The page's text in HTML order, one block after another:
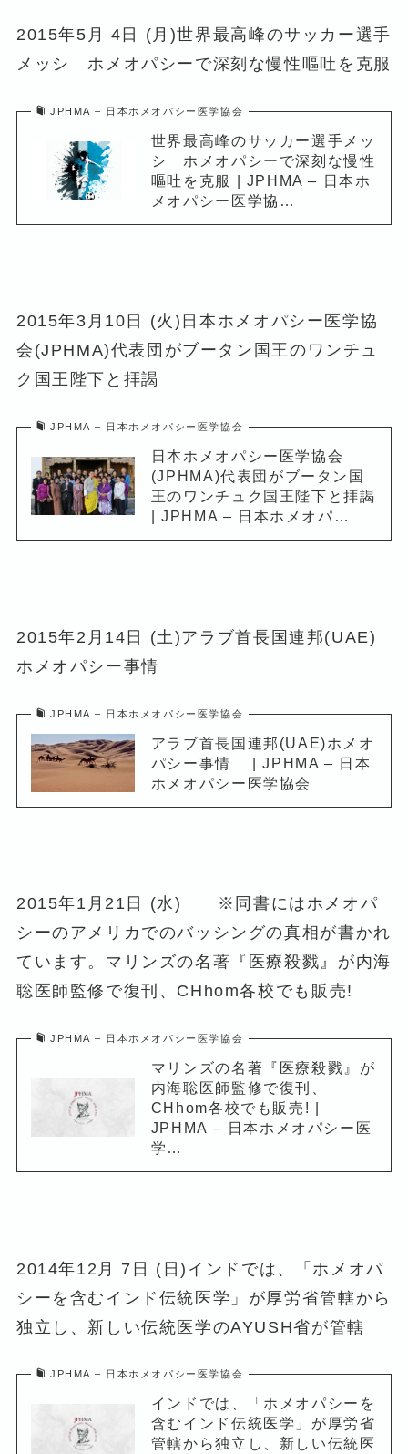
2015年5月 4日 (月)世界最高峰のサッカー選手
メッシ ホメオパシーで深刻な慢性嘔吐を克服
JPHMA – 日本ホメオパシー医学協会
世界最高峰のサッカー選手メッ
シ ホメオパシーで深刻な慢性
嘔吐を克服 | JPHMA – 日本ホ
メオパシー医学協…
2015年3月10日 (火)日本ホメオパシー医学協
会(JPHMA)代表団がブータン国王のワンチュ
ク国王陛下と拝謁
JPHMA – 日本ホメオパシー医学協会
日本ホメオパシー医学協会
(JPHMA)代表団がブータン国
王のワンチュク国王陛下と拝謁
| JPHMA – 日本ホメオパ…
2015年2月14日 (土)アラブ首長国連邦(UAE)
ホメオパシー事情
JPHMA – 日本ホメオパシー医学協会
アラブ首長国連邦(UAE)ホメオ
パシー事情 | JPHMA – 日本
ホメオパシー医学協会
2015年1月21日 (水) ※同書にはホメオパ
シーのアメリカでのバッシングの真相が書かれ
ています。マリンズの名著『医療殺戮』が内海
聡医師監修で復刊、CHhom各校でも販売!
JPHMA – 日本ホメオパシー医学協会
マリンズの名著『医療殺戮』が
内海聡医師監修で復刊、
CHhom各校でも販売! |
JPHMA – 日本ホメオパシー医
学…
2014年12月 7日 (日)インドでは、「ホメオパ
シーを含むインド伝統医学」が厚労省管轄から
独立し、新しい伝統医学のAYUSH省が管轄
JPHMA – 日本ホメオパシー医学協会
インドでは、「ホメオパシーを
含むインド伝統医学」が厚労省
管轄から独立し、新しい伝統医